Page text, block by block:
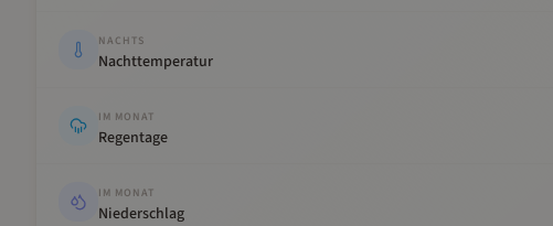
NACHTS
Nachttemperatur
IM MONAT
Regentage
IM MONAT
Niederschlag